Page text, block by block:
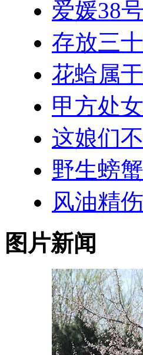
爱媛38
存放三
花蛤属
甲方处
这娘们
野生螃
风油精
图片新闻